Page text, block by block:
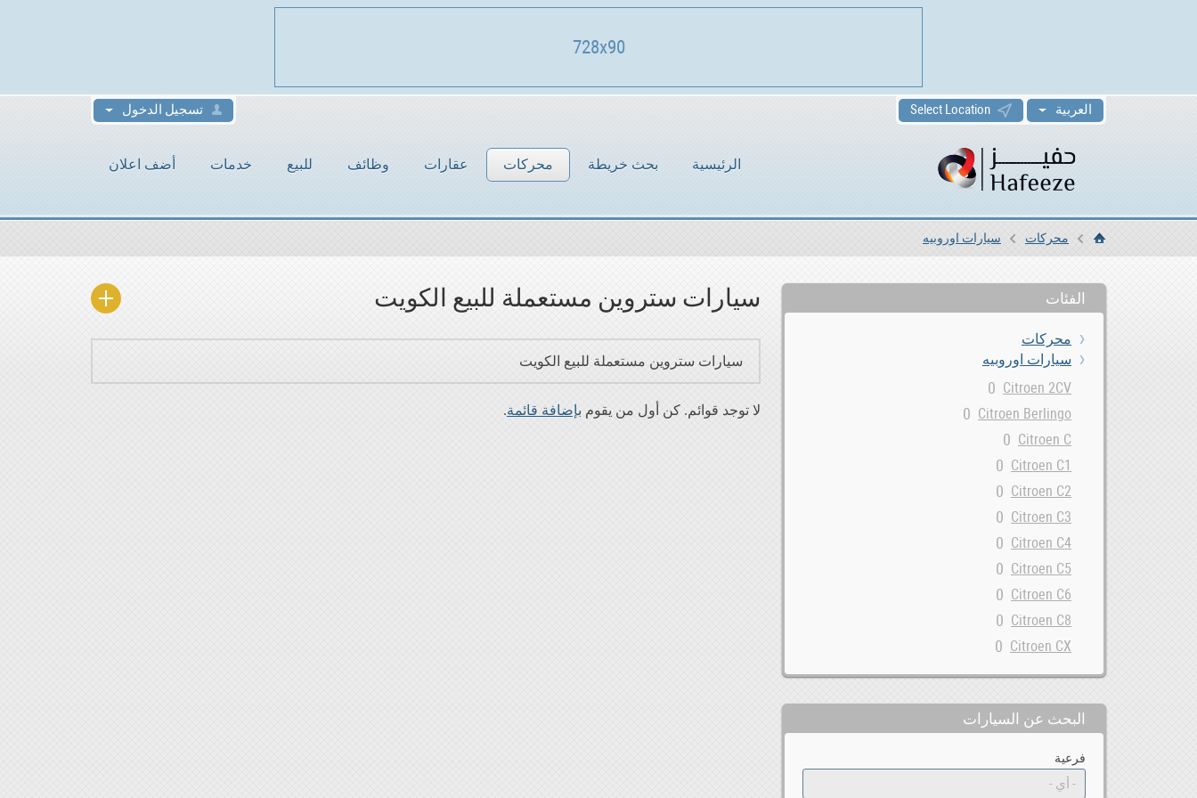
العربية Select Location تسجيل الدخول
الرئيسية بحث خريطة محركات عقارات وظائف للبيع خدمات أضف اعلان
الرئيسيةمحركات سيارات اوروبيه
الفئات
محركات
سيارات اوروبيه
Citroen 2CV
0
Citroen Berlingo
0
Citroen C
0
Citroen C1
0
Citroen C2
0
Citroen C3
0
Citroen C4
0
Citroen C5
0
Citroen C6
0
Citroen C8
0
Citroen CX
0
Citroen DS
0
Citroen GSA
0
Citroen Jumpy
0
البحث عن السيارات
فرعية
سيارات ستروين مستعملة للبيع الكويت
سيارات ستروين مستعملة للبيع الكويت
لا توجد قوائم. كن أول من يقوم بإضافة قائمة.
728x90